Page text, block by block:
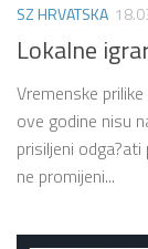
SZ HRVATSKA
Lokalne
Vremenske
ove godine nisu
prisiljeni
ne promijeni...